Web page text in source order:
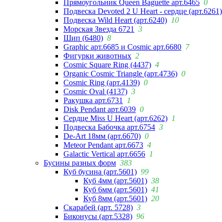
Прямоугольник Queen Baguette арт.6465 0
Подвеска Devoted 2 U Heart - сердце (арт.6261)
Подвеска Wild Heart (арт.6240) 10
Морская Звезда 6721
3
Шип (6480) 8
Graphic арт.6685 и Cosmic арт.6680 7
Фигурки животных 2
Cosmic Square Ring (4437) 4
Organic Cosmic Triangle (арт.4736) 0
Cosmic Ring (арт.4139) 0
Cosmic Oval (4137) 3
Ракушка арт.6731
1
Disk Pendant арт.6039 0
Сердце Miss U Heart (арт.6262) 1
Подвеска Бабочка арт.6754 3
De-Art 18мм (арт.6670) 0
Meteor Pendant арт.6673 4
Galactic Vertical арт.6656 1
Бусины разных форм 383
Куб бусина (арт.5601) 99
Куб 4мм (арт.5601) 38
Куб 6мм (арт.5601) 41
Куб 8мм (арт.5601) 20
Скарабей (арт. 5728) 3
Биконусы (арт.5328) 96